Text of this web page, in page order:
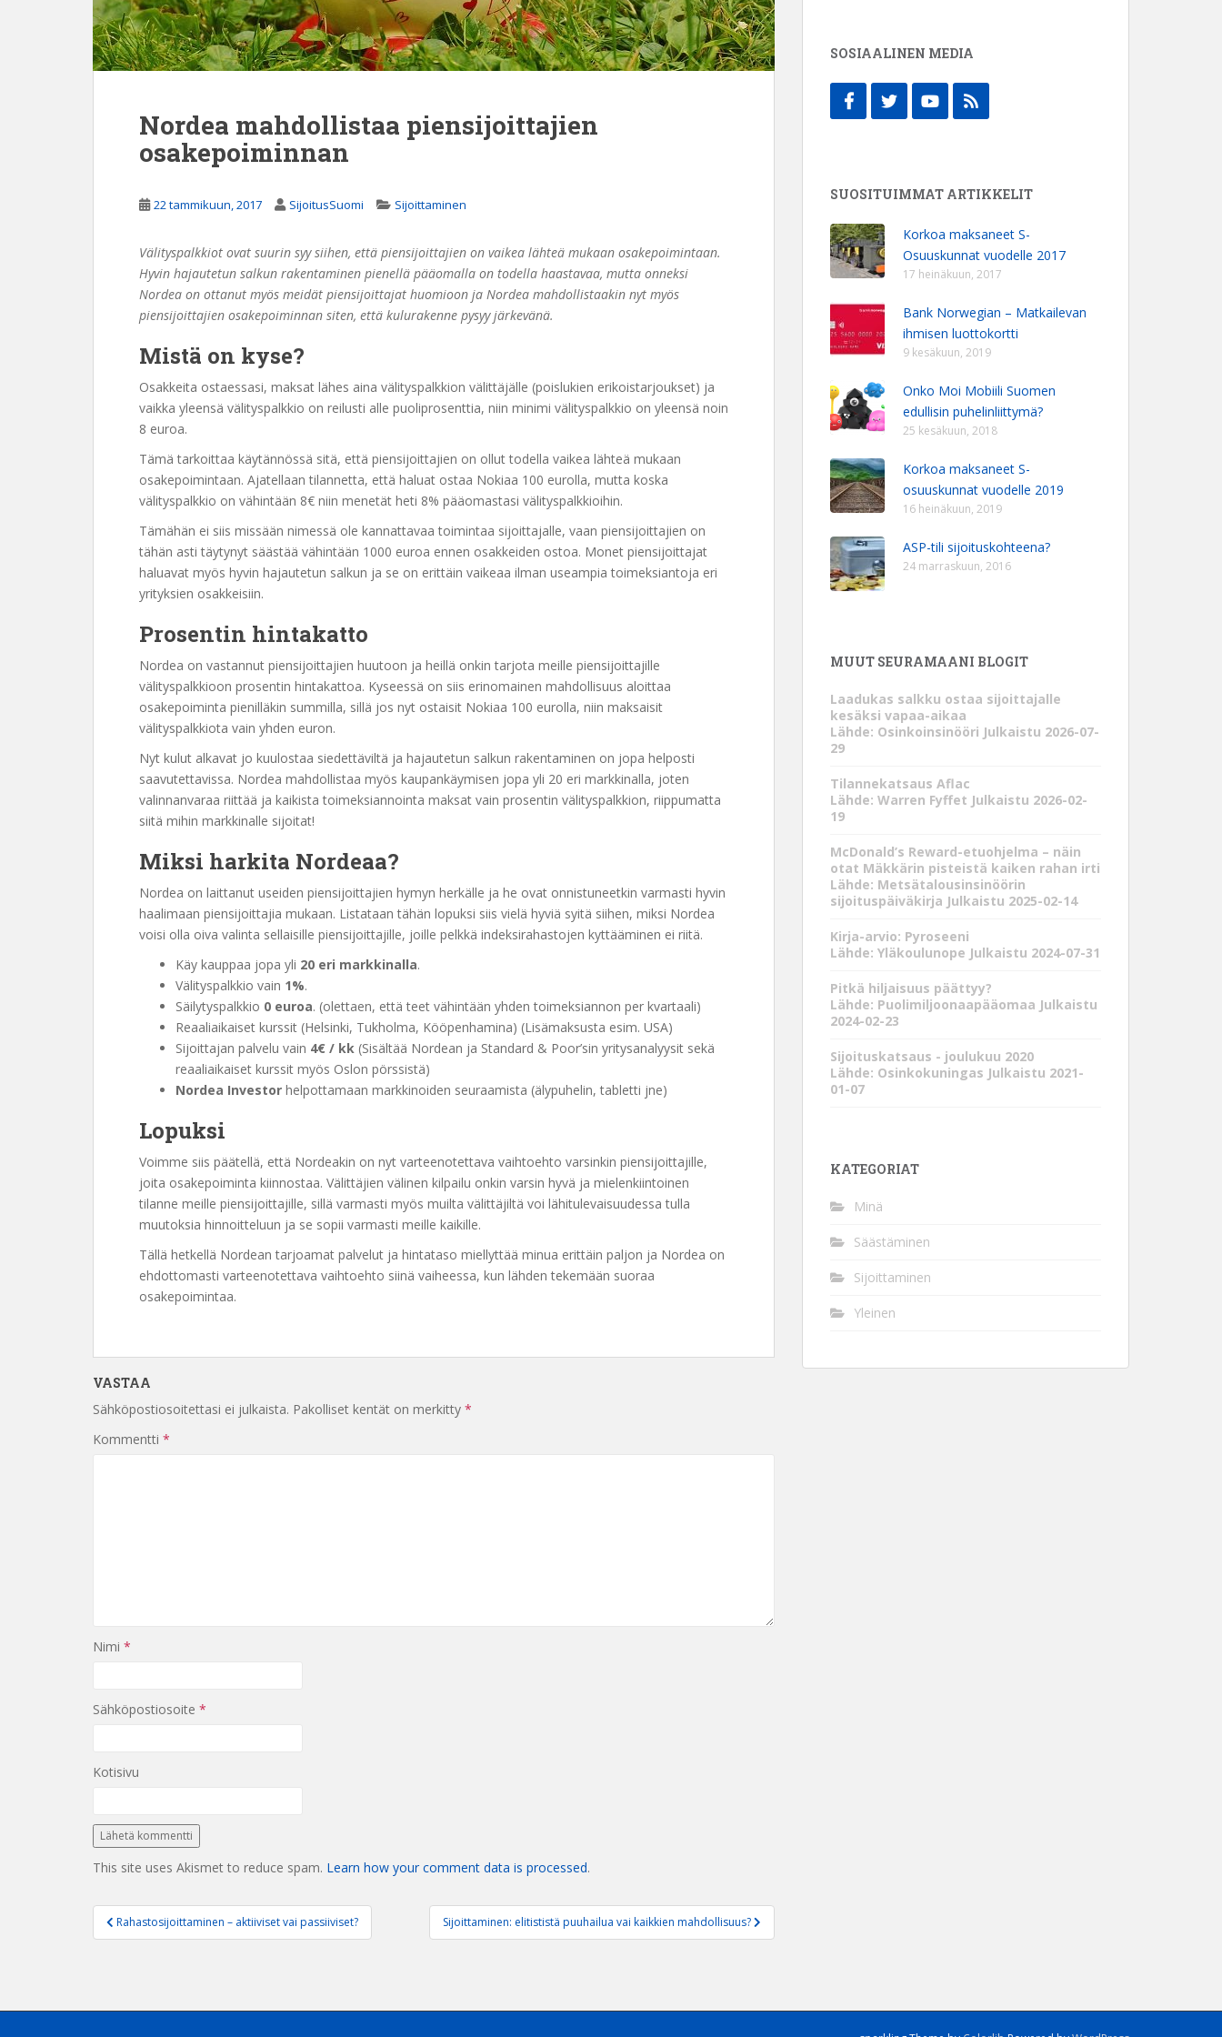
Nordea mahdollistaa piensijoittajien
osakepoiminnan
22 tammikuun, 2017 SijoitusSuomi Sijoittaminen
Välityspalkkiot ovat suurin syy siihen, että piensijoittajien on vaikea lähteä mukaan osakepoimintaan.
Hyvin hajautetun salkun rakentaminen pienellä pääomalla on todella haastavaa, mutta onneksi
Nordea on ottanut myös meidät piensijoittajat huomioon ja Nordea mahdollistaakin nyt myös
piensijoittajien osakepoiminnan siten, että kulurakenne pysyy järkevänä.
Mistä on kyse?
Osakkeita ostaessasi, maksat lähes aina välityspalkkion välittäjälle (poislukien erikoistarjoukset) ja
vaikka yleensä välityspalkkio on reilusti alle puoliprosenttia, niin minimi välityspalkkio on yleensä noin
8 euroa.
Tämä tarkoittaa käytännössä sitä, että piensijoittajien on ollut todella vaikea lähteä mukaan
osakepoimintaan. Ajatellaan tilannetta, että haluat ostaa Nokiaa 100 eurolla, mutta koska
välityspalkkio on vähintään 8€ niin menetät heti 8% pääomastasi välityspalkkioihin.
Tämähän ei siis missään nimessä ole kannattavaa toimintaa sijoittajalle, vaan piensijoittajien on
tähän asti täytynyt säästää vähintään 1000 euroa ennen osakkeiden ostoa. Monet piensijoittajat
haluavat myös hyvin hajautetun salkun ja se on erittäin vaikeaa ilman useampia toimeksiantoja eri
yrityksien osakkeisiin.
Prosentin hintakatto
Nordea on vastannut piensijoittajien huutoon ja heillä onkin tarjota meille piensijoittajille
välityspalkkioon prosentin hintakattoa. Kyseessä on siis erinomainen mahdollisuus aloittaa
osakepoiminta pienilläkin summilla, sillä jos nyt ostaisit Nokiaa 100 eurolla, niin maksaisit
välityspalkkiota vain yhden euron.
Nyt kulut alkavat jo kuulostaa siedettäviltä ja hajautetun salkun rakentaminen on jopa helposti
saavutettavissa. Nordea mahdollistaa myös kaupankäymisen jopa yli 20 eri markkinalla, joten
valinnanvaraa riittää ja kaikista toimeksiannointa maksat vain prosentin välityspalkkion, riippumatta
siitä mihin markkinalle sijoitat!
Miksi harkita Nordeaa?
Nordea on laittanut useiden piensijoittajien hymyn herkälle ja he ovat onnistuneetkin varmasti hyvin
haalimaan piensijoittajia mukaan. Listataan tähän lopuksi siis vielä hyviä syitä siihen, miksi Nordea
voisi olla oiva valinta sellaisille piensijoittajille, joille pelkkä indeksirahastojen kyttääminen ei riitä.
Käy kauppaa jopa yli 20 eri markkinalla.
Välityspalkkio vain 1%.
Säilytyspalkkio 0 euroa. (olettaen, että teet vähintään yhden toimeksiannon per kvartaali)
Reaaliaikaiset kurssit (Helsinki, Tukholma, Kööpenhamina) (Lisämaksusta esim. USA)
Sijoittajan palvelu vain 4€ / kk (Sisältää Nordean ja Standard & Poor’sin yritysanalyysit sekä
reaaliaikaiset kurssit myös Oslon pörssistä)
Nordea Investor helpottamaan markkinoiden seuraamista (älypuhelin, tabletti jne)
Lopuksi
Voimme siis päätellä, että Nordeakin on nyt varteenotettava vaihtoehto varsinkin piensijoittajille,
joita osakepoiminta kiinnostaa. Välittäjien välinen kilpailu onkin varsin hyvä ja mielenkiintoinen
tilanne meille piensijoittajille, sillä varmasti myös muilta välittäjiltä voi lähitulevaisuudessa tulla
muutoksia hinnoitteluun ja se sopii varmasti meille kaikille.
Tällä hetkellä Nordean tarjoamat palvelut ja hintataso miellyttää minua erittäin paljon ja Nordea on
ehdottomasti varteenotettava vaihtoehto siinä vaiheessa, kun lähden tekemään suoraa
osakepoimintaa.
VASTAA
Sähköpostiosoitettasi ei julkaista. Pakolliset kentät on merkitty *
Kommentti *
Nimi *
Sähköpostiosoite *
Kotisivu
This site uses Akismet to reduce spam. Learn how your comment data is processed.
Artikkelien
selaus
Rahastosijoittaminen – aktiiviset vai passiiviset? Sijoittaminen: elitististä puuhailua vai kaikkien mahdollisuus?
SOSIAALINEN MEDIA
SUOSITUIMMAT ARTIKKELIT
Korkoa maksaneet S-
Osuuskunnat vuodelle 2017
17 heinäkuun, 2017
Bank Norwegian – Matkailevan
ihmisen luottokortti
9 kesäkuun, 2019
Onko Moi Mobiili Suomen
edullisin puhelinliittymä?
25 kesäkuun, 2018
Korkoa maksaneet S-
osuuskunnat vuodelle 2019
16 heinäkuun, 2019
ASP-tili sijoituskohteena?
24 marraskuun, 2016
MUUT SEURAMAANI BLOGIT
Laadukas salkku ostaa sijoittajalle
kesäksi vapaa-aikaa
Lähde: Osinkoinsinööri Julkaistu 2026-07-
29
Tilannekatsaus Aflac
Lähde: Warren Fyffet Julkaistu 2026-02-
19
McDonald’s Reward-etuohjelma – näin
otat Mäkkärin pisteistä kaiken rahan irti
Lähde: Metsätalousinsinöörin
sijoituspäiväkirja Julkaistu 2025-02-14
Kirja-arvio: Pyroseeni
Lähde: Yläkoulunope Julkaistu 2024-07-31
Pitkä hiljaisuus päättyy?
Lähde: Puolimiljoonaapääomaa Julkaistu
2024-02-23
Sijoituskatsaus - joulukuu 2020
Lähde: Osinkokuningas Julkaistu 2021-
01-07
KATEGORIAT
Minä
Säästäminen
Sijoittaminen
Yleinen